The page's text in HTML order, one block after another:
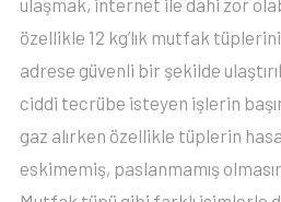
ulaşmak, internet ile dahi zor
özellikle 12 kg’lık mutfak
adrese güvenli bir şekilde
ciddi tecrübe isteyen işlerin
gaz alırken özellikle tüplerin
eskimemiş, paslanmamış